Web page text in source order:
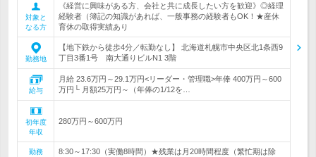
対象と
なる方
《経営に興味がある方、会社と共に成長したい方を歓迎》◎経理
経験者（簿記の知識があれば、一般事務の経験者もOK！★産休
育休の取得実績あり
勤務地
【地下鉄から徒歩4分／転勤なし】 北海道札幌市中央区北1条西9
丁目3番1号 南大通りビルN1 3階
給与
月給 23.6万円～29.1万円<リーダー・管理職>年俸 400万円～600
万円└ 月額25万円～（年俸の1/12を…
初年度
年収
280万円～600万円
勤務
8:30～17:30（実働8時間）★残業は月20時間程度（繁忙期は除